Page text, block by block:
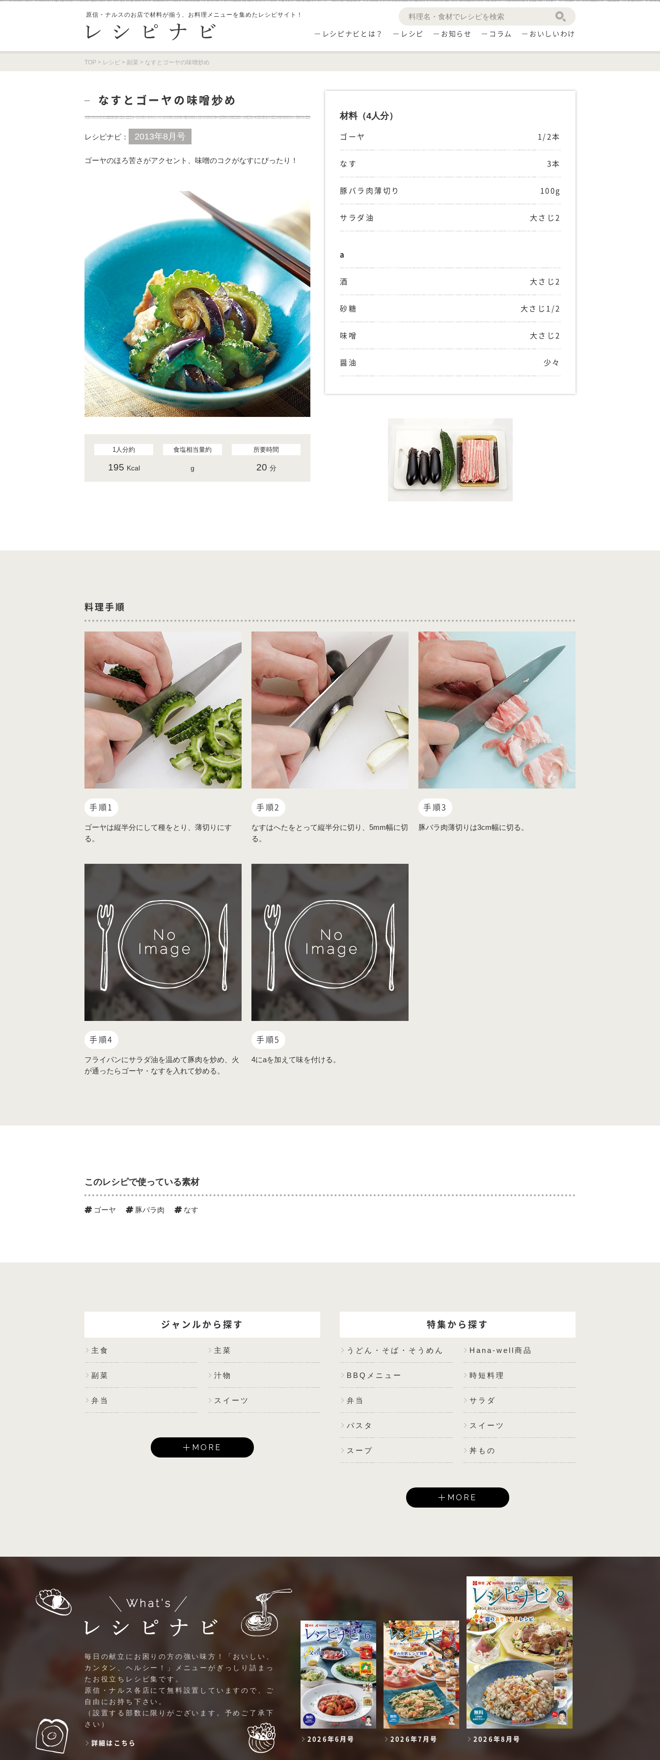
原信・ナルスのお店で材料が揃う、 お料理メニューを集めたレシピサイト！
レシピナビとは？ レシピ お知らせ コラム おいしいわけ
TOP > レシピ > 副菜 > なすとゴーヤの味噌炒め
なすとゴーヤの味噌炒め
レシピナビ： 2013年8月号
ゴーヤのほろ苦さがアクセント、味噌のコクがなすにぴったり！
1人分約
195 Kcal
食塩相当量約
g
所要時間
20 分
材料（4人分）
ゴーヤ 1/2本
なす 3本
豚バラ肉薄切り 100g
サラダ油 大さじ2
a
酒 大さじ2
砂糖 大さじ1/2
味噌 大さじ2
醤油 少々
料理手順
手順1
ゴーヤは縦半分にして種をとり、薄切りにす
る。
手順2
なすはへたをとって縦半分に切り、5mm幅に切
る。
手順3
豚バラ肉薄切りは3cm幅に切る。
手順4
フライパンにサラダ油を温めて豚肉を炒め、火
が通ったらゴーヤ・なすを入れて炒める。
手順5
4にaを加えて味を付ける。
このレシピで使っている素材
ゴーヤ 豚バラ肉 なす
ジャンルから探す
主食 主菜
副菜 汁物
弁当 スイーツ
MORE
特集から探す
うどん・そば・そうめん Hana-well商品
BBQメニュー 時短料理
弁当 サラダ
パスタ スイーツ
スープ 丼もの
MORE
毎日の献立にお困りの方の強い味方！「おいしい、
カンタン、ヘルシー！」メニューがぎっしり詰まっ
たお役立ちレシピ集です。
原信・ナルス各店にて無料設置していますので、ご
自由にお持ち下さい。
（設置する部数に限りがございます。予めご了承下
さい）
詳細はこちら
2026年6月号 2026年7月号 2026年8月号